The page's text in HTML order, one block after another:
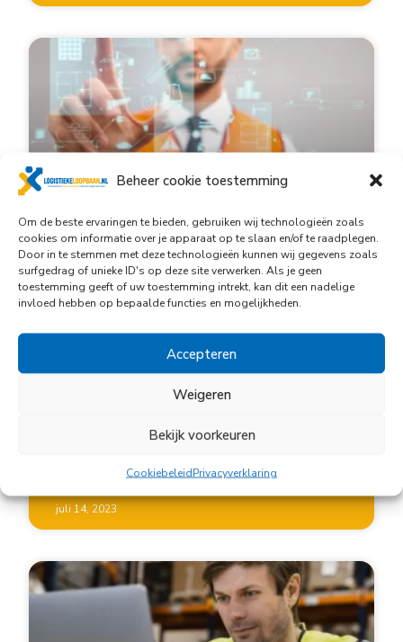
Beheer cookie toestemming
Om de beste ervaringen te bieden, gebruiken wij technologieën zoals
cookies om informatie over je apparaat op te slaan en/of te raadplegen.
Door in te stemmen met deze technologieën kunnen wij gegevens zoals
surfgedrag of unieke ID's op deze site verwerken. Als je geen
toestemming geeft of uw toestemming intrekt, kan dit een nadelige
invloed hebben op bepaalde functies en mogelijkheden.
Accepteren
Weigeren
Bekijk voorkeuren
CookiebeleidPrivacyverklaring
De toekomst van de
logistieke sector in
kaart gebracht
De toekomst van logistiek is in volle ontwikkeling.
De laatste jaren zijn er veel nieuwe trends en
ontwikkelingen zichtbaar, die de manier waarop
juli 14, 2023